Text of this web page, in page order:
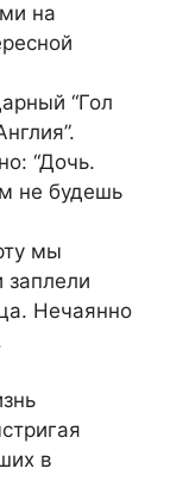
на
“Гол
“Дочь.
не будешь
мы
заплели
Нечаянно
в